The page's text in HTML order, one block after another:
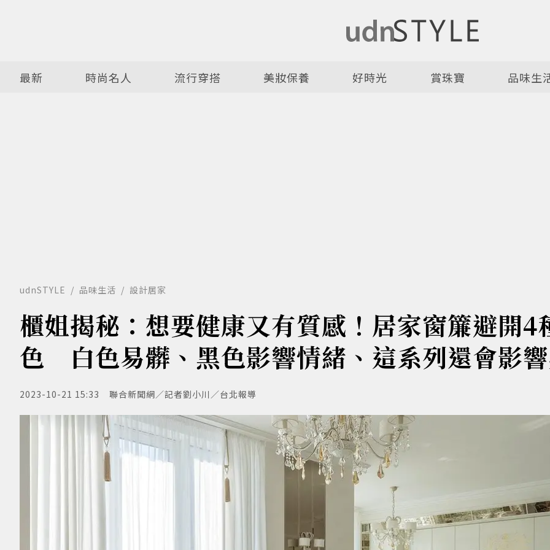
最新 時尚名人 流行穿搭 美妝保養 好時光 賞珠寶 品味生
udnSTYLE 品味生活 設計居家
櫃姐揭秘：想要健康又有質感！居家窗簾避開4
色 白色易髒、黑色影響情緒、這系列還會影
2023-10-21 15:33 聯合新聞網／記者劉小川／台北報導